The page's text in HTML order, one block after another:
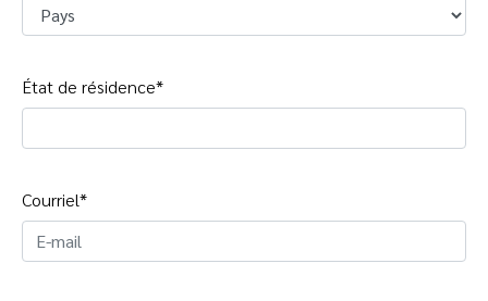
État de résidence*
Courriel*